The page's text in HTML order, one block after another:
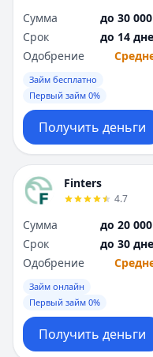
Сумма
до 30
Срок
до 14
Одобрение
Займ бесплатно
Первый займ 0%
Получить деньги
Finters
4.7
Сумма
до 20
Срок
до 30
Одобрение
Займ онлайн
Первый займ 0%
Получить деньги